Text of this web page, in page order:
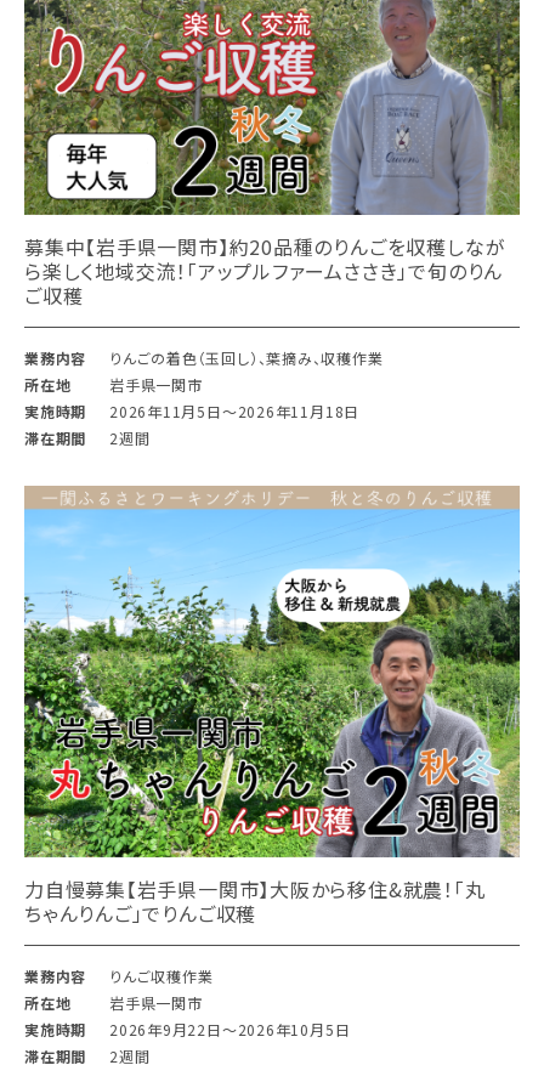
募集中【岩手県一関市】約20品種のりんごを収穫しなが
ら楽しく地域交流！「アップルファームささき」で旬のりん
ご収穫
業務内容
りんごの着色（玉回し）、葉摘み、収穫作業
所在地
岩手県一関市
実施時期
2026年11月5日〜2026年11月18日
滞在期間
2週間
力自慢募集【岩手県一関市】大阪から移住&就農！「丸
ちゃんりんご」でりんご収穫
業務内容
りんご収穫作業
所在地
岩手県一関市
実施時期
2026年9月22日〜2026年10月5日
滞在期間
2週間